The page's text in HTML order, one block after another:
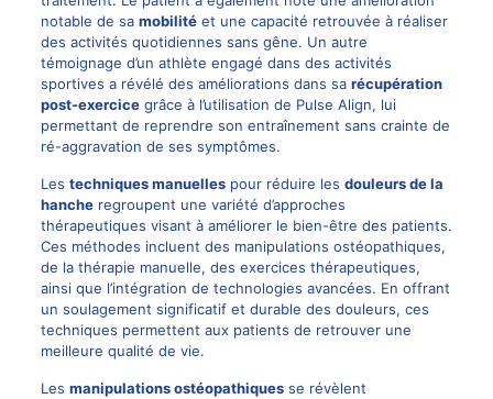
notable de sa mobilitéet une capacité retrouvée à réaliser
des activités quotidiennes sans gêne. Un autre
témoignage d’un athlète engagé dans des activités
sportives a révélé des améliorations dans sa récupération
post-exercicegrâce à l’utilisation de Pulse Align, lui
permettant de reprendre son entraînement sans crainte de
ré-aggravation de ses symptômes.
Les techniques manuellespour réduire les douleurs de la
hancheregroupent une variété d’approches
thérapeutiques visant à améliorer le bien-être des patients.
Ces méthodes incluent des manipulations ostéopathiques,
de la thérapie manuelle, des exercices thérapeutiques,
ainsi que l’intégration de technologies avancées. En offrant
un soulagement significatif et durable des douleurs, ces
techniques permettent aux patients de retrouver une
meilleure qualité de vie.
Les manipulations ostéopathiquesse révèlent